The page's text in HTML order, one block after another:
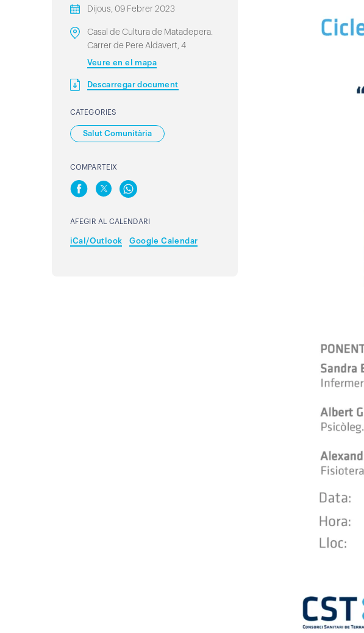
Dijous, 09 Febrer 2023
Casal de Cultura de Matadepera.
Carrer de Pere Aldavert, 4
Veure en el mapa
Descarregar document
CATEGORIES
Salut Comunitària
COMPARTEIX
AFEGIR AL CALENDARI
iCal/Outlook Google Calendar